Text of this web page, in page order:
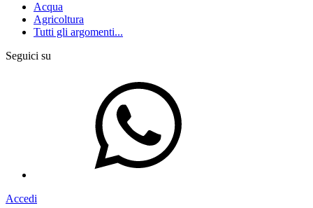
Acqua
Agricoltura
Tutti gli argomenti...
Seguici su
Accedi